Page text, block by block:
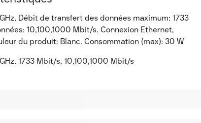
Débit de transfert des données maximum: 1733
10,100,1000 Mbit/s. Connexion Ethernet,
du produit: Blanc. Consommation (max): 30 W
1733 Mbit/s, 10,100,1000 Mbit/s